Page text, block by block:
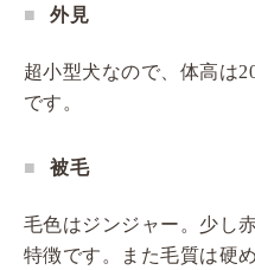
外見
超小型犬なので、体高は
です。
被毛
毛色はジンジャー。少し
特徴です。また毛質は硬